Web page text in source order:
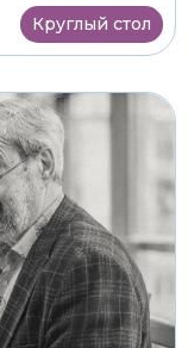
Круглый стол